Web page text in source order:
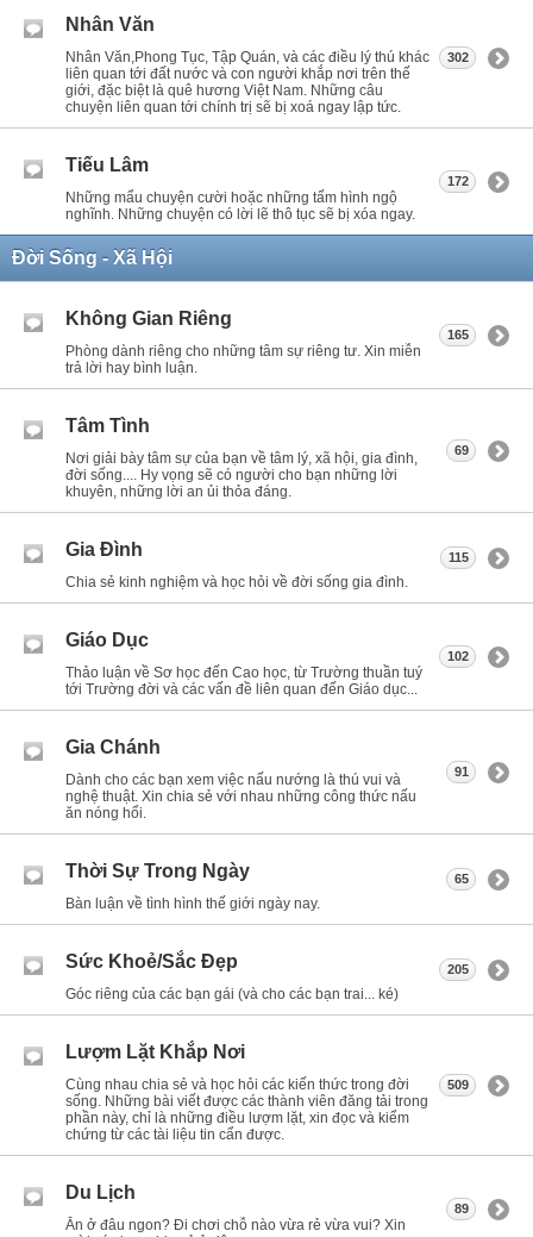
Nhân Văn
Nhân Văn,Phong Tục, Tập Quán, và các điều lý thú khác
liên quan tới đất nước và con người khắp nơi trên thế
giới, đặc biệt là quê hương Việt Nam. Những câu
chuyện liên quan tới chính trị sẽ bị xoá ngay lập tức.
302
Tiếu Lâm
Những mẩu chuyện cười hoặc những tấm hình ngộ
nghĩnh. Những chuyện có lời lẽ thô tục sẽ bị xóa ngay.
172
Đời Sống - Xã Hội
Không Gian Riêng
Phòng dành riêng cho những tâm sự riêng tư. Xin miễn
trả lời hay bình luận.
165
Tâm Tình
Nơi giải bày tâm sự của bạn về tâm lý, xã hội, gia đình,
đời sống.... Hy vọng sẽ có người cho bạn những lời
khuyên, những lời an ủi thỏa đáng.
69
Gia Đình
Chia sẻ kinh nghiệm và học hỏi về đời sống gia đình.
115
Giáo Dục
Thảo luận về Sơ học đến Cao học, từ Trường thuần tuý
tới Trường đời và các vấn đề liên quan đến Giáo dục...
102
Gia Chánh
Dành cho các bạn xem việc nấu nướng là thú vui và
nghệ thuật. Xin chia sẻ với nhau những công thức nấu
ăn nóng hổi.
91
Thời Sự Trong Ngày
Bàn luận về tình hình thế giới ngày nay.
65
Sức Khoẻ/Sắc Đẹp
Góc riêng của các bạn gái (và cho các bạn trai... ké)
205
Lượm Lặt Khắp Nơi
Cùng nhau chia sẻ và học hỏi các kiến thức trong đời
sống. Những bài viết được các thành viên đăng tải trong
phần này, chỉ là những điều lượm lặt, xin đọc và kiểm
chứng từ các tài liệu tin cẩn được.
509
Du Lịch
Ăn ở đâu ngon? Đi chơi chỗ nào vừa rẻ vừa vui? Xin
89